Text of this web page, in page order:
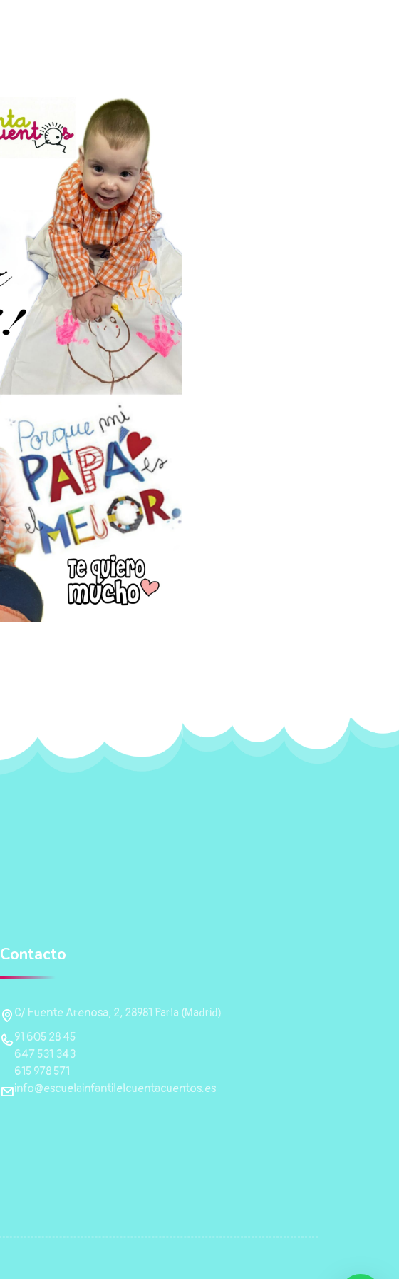
Contacto
C/ Fuente Arenosa, 2, 28981 Parla (Madrid)
91 605 28 45
647 531 343
615 978 571
info@escuelainfantilelcuentacuentos.es